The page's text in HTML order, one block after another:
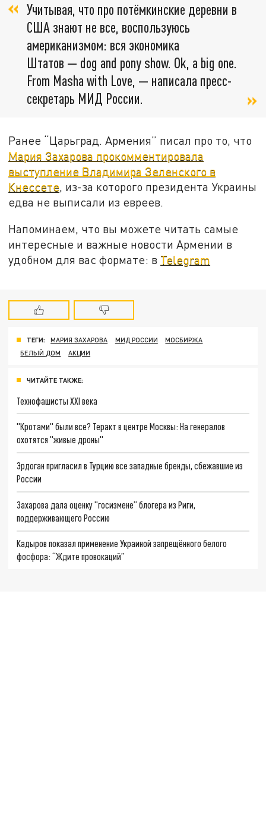
Учитывая, что про потёмкинские деревни в
США знают не все, воспользуюсь
американизмом: вся экономика
Штатов — dog and pony show. Ok, a big one.
From Masha with Love, — написала пресс-
секретарь МИД России.
Ранее “Царьград. Армения” писал про то, что
Мария Захарова прокомментировала
выступление Владимира Зеленского в
Кнессете , из-за которого президента Украины
едва не выписали из евреев.
Напоминаем, что вы можете читать самые
интересные и важные новости Армении в
удобном для вас формате: в Telegram
ТЕГИ: МАРИЯ ЗАХАРОВА МИД РОССИИ
МОСБИРЖА
БЕЛЫЙ ДОМ
АКЦИИ
ЧИТАЙТЕ ТАКЖЕ:
Технофашисты XXI века
"Кротами" были все? Теракт в центре Москвы: На генералов
охотятся "живые дроны"
Эрдоган пригласил в Турцию все западные бренды, сбежавшие из
России
Захарова дала оценку "госизмене” блогера из Риги,
поддерживающего Россию
Кадыров показал применение Украиной запрещённого белого
фосфора: “Ждите провокаций”